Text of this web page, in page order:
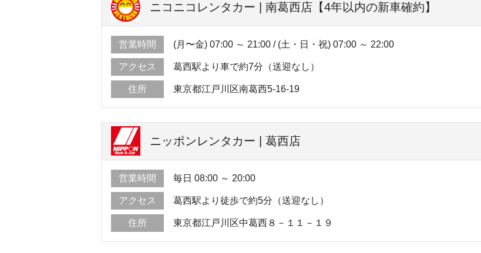
ニコニコレンタカー | 南葛西店【4年以内の新車確約】
営業時間 (月〜金) 07:00 ～ 21:00 / (土・日・祝) 07:00 ～ 22:00
アクセス 葛西駅より車で約7分（送迎なし）
住所 東京都江戸川区南葛西5-16-19
ニッポンレンタカー | 葛西店
営業時間 毎日 08:00 ～ 20:00
アクセス 葛西駅より徒歩で約5分（送迎なし）
住所 東京都江戸川区中葛西８－１１－１９